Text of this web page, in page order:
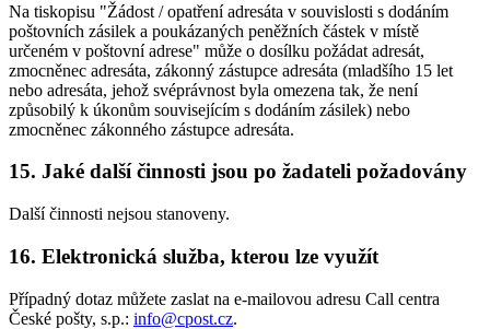
Na tiskopisu "Žádost / opatření adresáta v souvislosti s dodáním
poštovních zásilek a poukázaných peněžních částek v místě
určeném v poštovní adrese" může o dosílku požádat adresát,
zmocněnec adresáta, zákonný zástupce adresáta (mladšího 15 let
nebo adresáta, jehož svéprávnost byla omezena tak, že není
způsobilý k úkonům souvisejícím s dodáním zásilek) nebo
zmocněnec zákonného zástupce adresáta.
15. Jaké další činnosti jsou po žadateli požadovány
Další činnosti nejsou stanoveny.
16. Elektronická služba, kterou lze využít
Případný dotaz můžete zaslat na e-mailovou adresu Call centra
České pošty, s.p.: info@cpost.cz.